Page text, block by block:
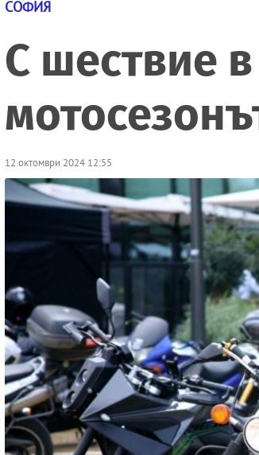
СОФИЯ
С шествие
12 октомври 2024 12:55